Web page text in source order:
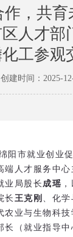
，共育
人才部
工参观
创建时间： 2025-
市就业创业
端人才服务中心
业局股长成瑶
长 王克刚 、化学
农业与生物科
长（就业指导